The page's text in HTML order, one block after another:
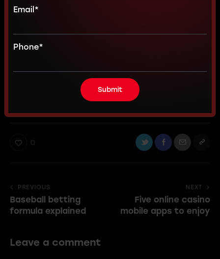
finibus congue euismod. Nullam scelerisque massa vel
augue placerat, a tempor sem egestas. Curabitur
odds slots
0
PREVIOUS
Baseball betting
formula explained
NEXT
Five online casino
mobile apps to enjoy
Leave a comment
Email *
Phone*